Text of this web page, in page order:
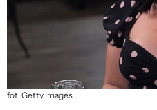
fot. Getty Images